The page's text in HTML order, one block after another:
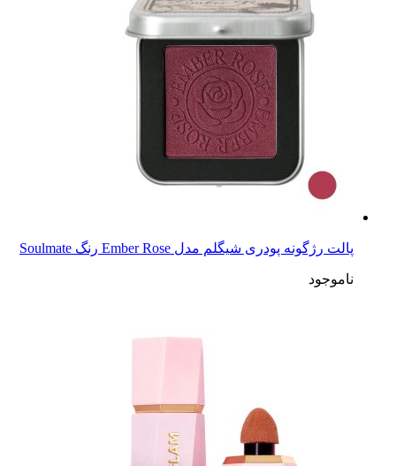
پالت رژگونه پودری شیگلم مدل Ember Rose رنگ Soulmate
ناموجود